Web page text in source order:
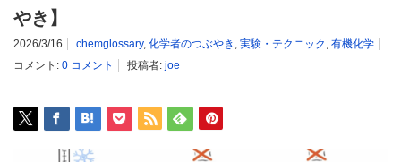
やき】
2026/3/16 chemglossary, 化学者のつぶやき , 実験・テクニック , 有機化学
コメント: 0 コメント 投稿者: joe